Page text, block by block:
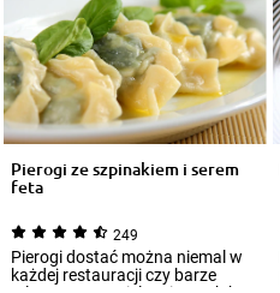
Pierogi ze szpinakiem i serem
feta
249
Pierogi dostać można niemal w
każdej restauracji czy barze